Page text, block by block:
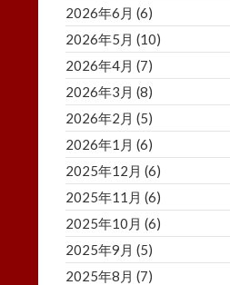
2026年6月 (6)
2026年5月 (10)
2026年4月 (7)
2026年3月 (8)
2026年2月 (5)
2026年1月 (6)
2025年12月 (6)
2025年11月 (6)
2025年10月 (6)
2025年9月 (5)
2025年8月 (7)